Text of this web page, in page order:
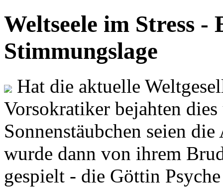
Weltseele im Stress -
Stimmungslage
Hat die aktuelle
Vorsokratiker bejahten
Sonnenstäubchen seien
wurde dann von ihrem
gespielt - die Göttin